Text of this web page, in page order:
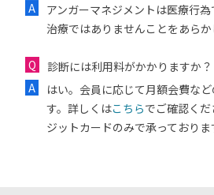
アンガーマネジメントは医療行為
治療ではありませんことをあらか
診断には利用料がかかりますか？
はい。会員に応じて月額会費な
す。詳しくはこちらでご確認く
ジットカードのみで承っておりま